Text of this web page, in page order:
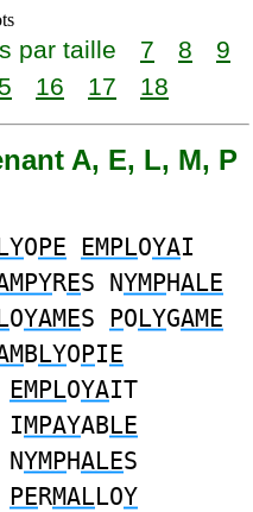
par taille 7 8
9
16 17 18
A, E, L, M, P
OPE EMPLOYAI
RES NYMPHALE
OYAMES POLYGAME
BLYOPIE
EMPLOYAIT
IMPAYABLE
NYMPHALES
PERMALLOY